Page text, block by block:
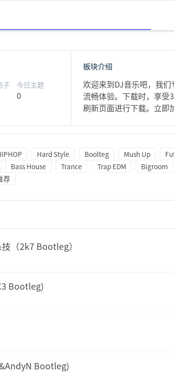
子 今日主题
0
板块介绍
欢迎来到DJ音乐吧，我
流畅体验。下载时，享受
刷新页面进行下载。立即
Hard Style Boolteg Mush Up
Bass House Trance Trap EDM Bigroom
荐
（2k7 Bootleg）
Bootleg)
Bootleg)